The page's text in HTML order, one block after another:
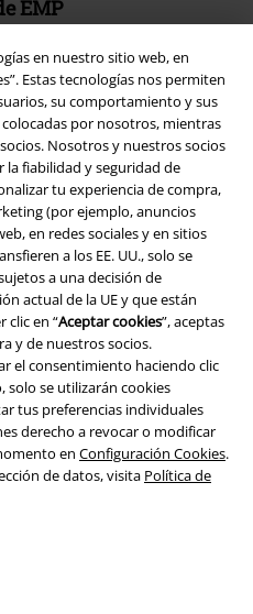
en nuestro sitio web, en
Estas tecnologías nos permiten
su comportamiento y sus
por nosotros, mientras
Nosotros y nuestros socios
la fiabilidad y seguridad de
tu experiencia de compra,
(por ejemplo, anuncios
en redes sociales y en sitios
a los EE. UU., solo se
a una decisión de
actual de la UE y que están
clic en “Aceptar cookies”, aceptas
y de nuestros socios.
el consentimiento haciendo clic
solo se utilizarán cookies
tus preferencias individuales
derecho a revocar o modificar
en Configuración Cookies.
de datos, visita Política de
EMP
y ventajas!
Company